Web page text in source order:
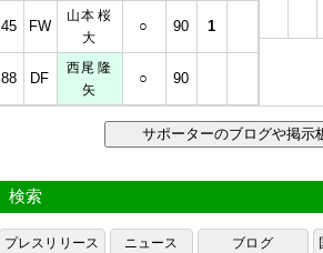
45 FW
山本 桜
大
○ 90 1
88 DF
西尾 隆
矢
○ 90
サポーターのブログや掲
検索
プレスリリース ニュース ブログ